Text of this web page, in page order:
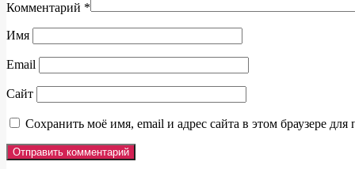
Комментарий *
Имя
Email
Сайт
Сохранить моё имя, email и адрес сайта в этом браузере